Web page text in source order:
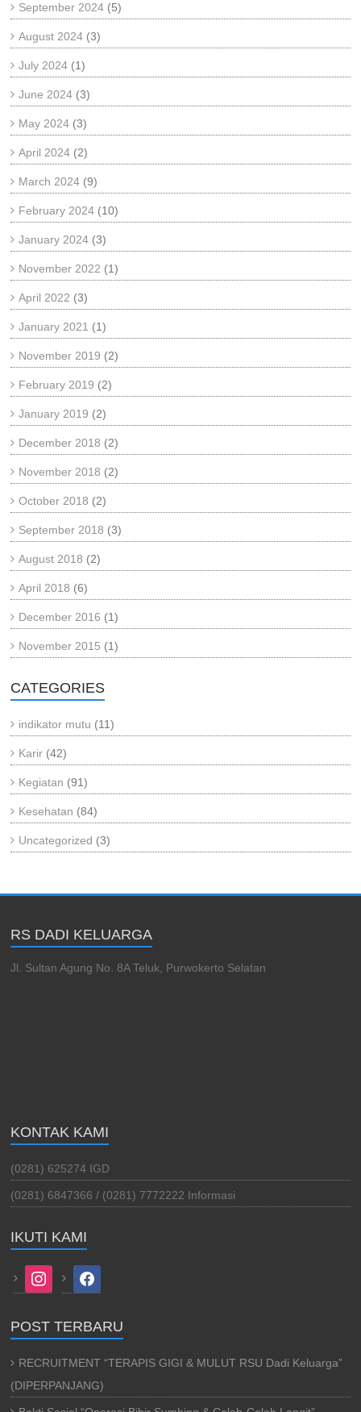
September 2024 (5)
August 2024 (3)
July 2024 (1)
June 2024 (3)
May 2024 (3)
April 2024 (2)
March 2024 (9)
February 2024 (10)
January 2024 (3)
November 2022 (1)
April 2022 (3)
January 2021 (1)
November 2019 (2)
February 2019 (2)
January 2019 (2)
December 2018 (2)
November 2018 (2)
October 2018 (2)
September 2018 (3)
August 2018 (2)
April 2018 (6)
December 2016 (1)
November 2015 (1)
CATEGORIES
indikator mutu (11)
Karir (42)
Kegiatan (91)
Kesehatan (84)
Uncategorized (3)
RS DADI KELUARGA
Jl. Sultan Agung No. 8A Teluk, Purwokerto Selatan
KONTAK KAMI
(0281) 625274 IGD
(0281) 6847366 / (0281) 7772222 Informasi
IKUTI KAMI
instagram facebook
POST TERBARU
RECRUITMENT “TERAPIS GIGI & MULUT RSU Dadi Keluarga”
(DIPERPANJANG)